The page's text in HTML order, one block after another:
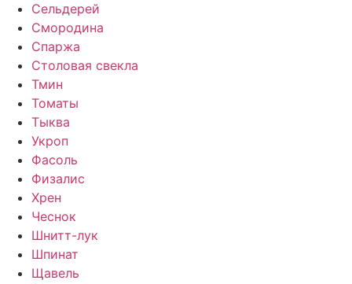
Сельдерей
Смородина
Спаржа
Столовая свекла
Тмин
Томаты
Тыква
Укроп
Фасоль
Физалис
Хрен
Чеснок
Шнитт-лук
Шпинат
Щавель